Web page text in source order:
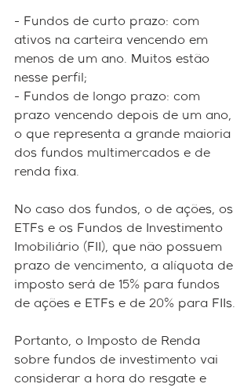
- Fundos de curto prazo: com
ativos na carteira vencendo em
menos de um ano. Muitos estão
nesse perfil;
- Fundos de longo prazo: com
prazo vencendo depois de um ano,
o que representa a grande maioria
dos fundos multimercados e de
renda fixa.
No caso dos fundos, o de ações, os
ETFs e os Fundos de Investimento
Imobiliário (FII), que não possuem
prazo de vencimento, a alíquota de
imposto será de 15% para fundos
de ações e ETFs e de 20% para FIIs.
Portanto, o Imposto de Renda
sobre fundos de investimento vai
considerar a hora do resgate e